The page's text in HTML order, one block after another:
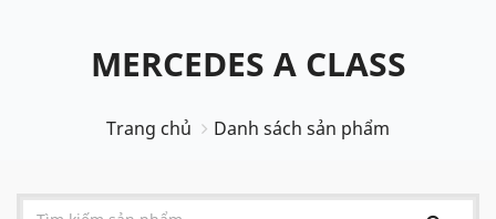
MERCEDES A CLASS
Trang chủ Danh sách sản phẩm